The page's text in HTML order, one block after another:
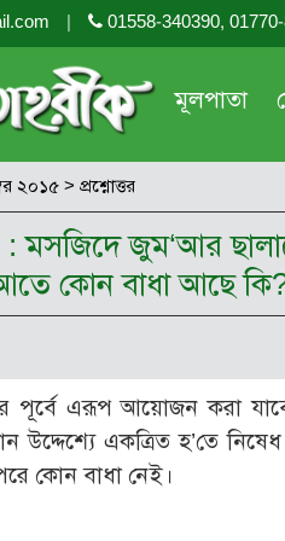
| 01558-340390,
মূলপাতা
২০১৫ > প্রশ্নোত্তর
মসজিদে জুম‘আর
কোন বাধা আছে
পূর্বে এরূপ আয়োজন করা
উদ্দেশ্যে একত্রিত হ’তে
কোন বাধা নেই।